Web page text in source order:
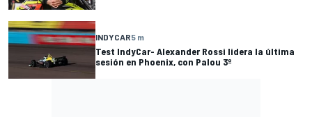
INDYCAR5 m
Test IndyCar- Alexander Rossi lidera la última
sesión en Phoenix, con Palou 3º